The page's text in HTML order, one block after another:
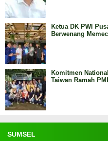
Ketua DK PWI
Berwenang
Komitmen
Taiwan Ramah PMI
SUMSEL